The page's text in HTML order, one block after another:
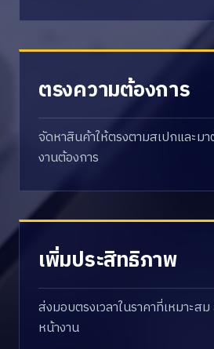
ตรงความต้องการ
จัดหาสินค้าให้ตรงตามสเปกและม
งานต้องการ
เพิ่มประสิทธิภาพ
ส่งมอบตรงเวลาในราคาที่เหมาะส
หน้างาน